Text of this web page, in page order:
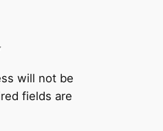
will not be
fields are